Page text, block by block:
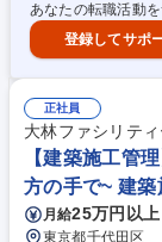
あなたの転職活動を
登録してサポ
正社員
大林ファシリテ
【建築施工管
方の手で~ 建築
月給25万円以上
東京都千代田区